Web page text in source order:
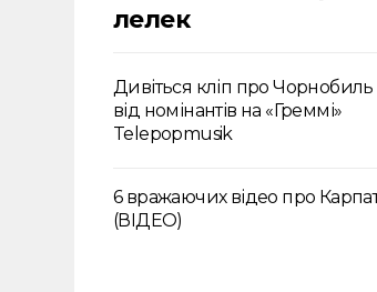
лелек
Дивіться кліп про Чорнобиль
від номінантів на «Греммі»
Telepopmusik
6 вражаючих відео про
(ВІДЕО)